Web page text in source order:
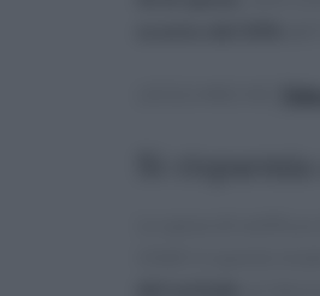
Si
infatti in questo